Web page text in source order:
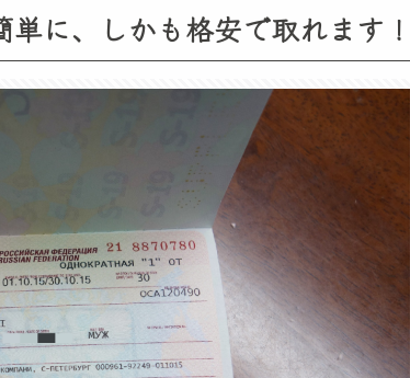
に、しかも格安で取れます！